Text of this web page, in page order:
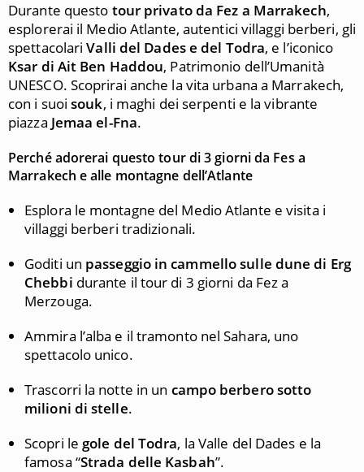
Durante questo tour privato da Fez a Marrakech,
esplorerai il Medio Atlante, autentici villaggi berberi, gli
spettacolariValli del Dades e del Todra, e l’iconico
Ksar di Ait Ben Haddou, Patrimonio dell’Umanità
UNESCO. Scoprirai anche la vita urbana a Marrakech,
con i suoisouk, i maghi dei serpenti e la vibrante
piazza Jemaa el-Fna.
Perché adorerai questo tour di 3 giorni da Fes a
Marrakech e alle montagne dell’Atlante
Esplora le montagne del Medio Atlante e visita i
villaggi berberi tradizionali.
Goditi un passeggio in cammello sulle dune di Erg
Chebbi durante il tour di 3 giorni da Fez a
Merzouga.
Ammira l’alba e il tramonto nel Sahara, uno
spettacolo unico.
Trascorri la notte in un campo berbero sotto
milioni di stelle.
Scopri le gole del Todra, la Valle del Dades e la
famosa “Strada delle Kasbah”.